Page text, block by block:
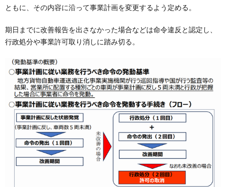
ともに、その内容に沿って事業計画を変更するよう定める。
期日までに改善報告を出さなかった場合などは命令違反と認定し、
行政処分や事業許可取り消しに踏み切る。